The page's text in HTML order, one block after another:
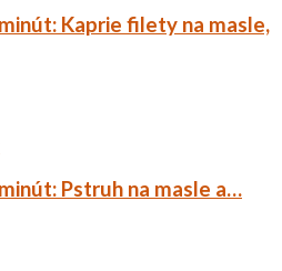
Kaprie filety na masle,
Pstruh na masle a…